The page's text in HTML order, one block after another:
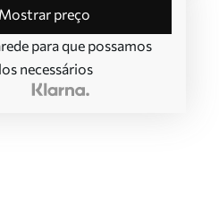
Mostrar preço
para que possamos
necessários